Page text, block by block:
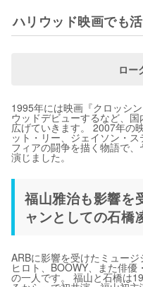
ハリウッド映画でも
ロー
1995年には映画『クロッシ
ウッドデビューするなど、
広げていきます。 2007年の
ット・リー、ジェイソン・
フィアの闘争を描く物語で
演じました。
福山雅治も影響を
ャンとしての石橋
ARBに影響を受けたミュー
ヒロト、BOOWY、また俳
の一人です。 福山と石橋は